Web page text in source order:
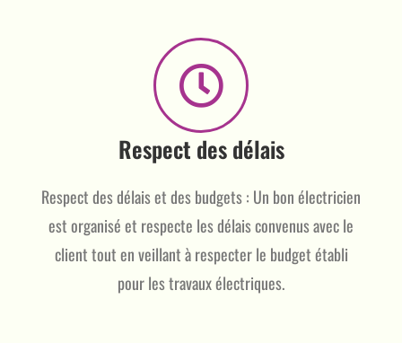
Respect des délais
Respect des délais et des budgets : Un bon électricien
est organisé et respecte les délais convenus avec le
client tout en veillant à respecter le budget établi
pour les travaux électriques.